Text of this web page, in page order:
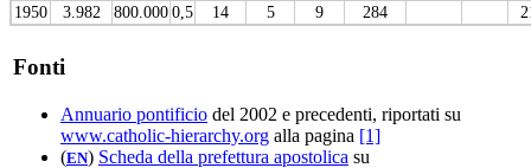
1950 3.982 800.0000,5 14 5 9 284
Fonti
Annuario pontificio del 2002 e precedenti, riportati su
www.catholic-hierarchy.org alla pagina [1]
(EN) Scheda della prefettura apostolica su